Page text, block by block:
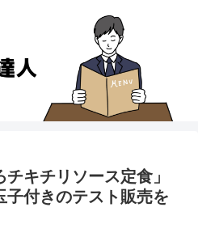
チキチリソース定食」
子付きのテスト販売を